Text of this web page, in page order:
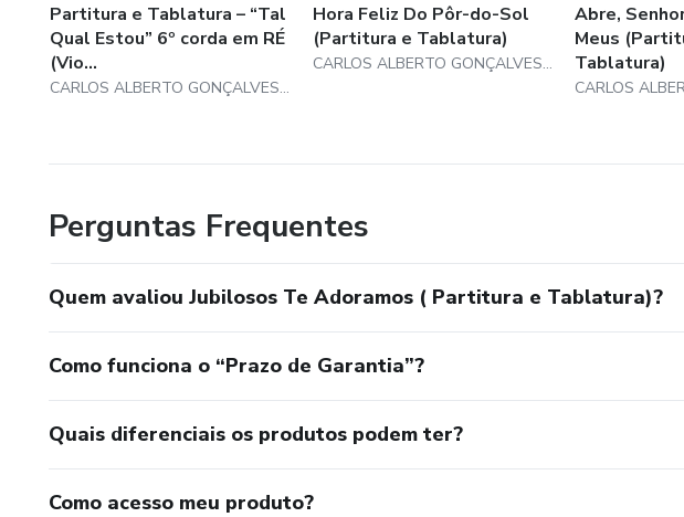
Partitura e Tablatura – “Tal
Qual Estou” 6º corda em RÉ
(Vio...
CARLOS ALBERTO GONÇALVES BORGES
Hora Feliz Do Pôr-do-Sol
(Partitura e Tablatura)
CARLOS ALBERTO GONÇALVES BORGES
Abre,
Meus
Tablatura)
Perguntas Frequentes
Quem avaliou Jubilosos Te Adoramos ( Partitura e Tablatura)?
Como funciona o “Prazo de Garantia”?
Quais diferenciais os produtos podem ter?
Como acesso meu produto?